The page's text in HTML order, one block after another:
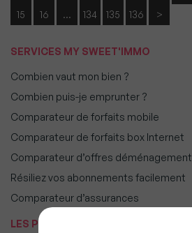
15
16 … 134 135 136 >
SERVICES MY SWEET'IMMO
Combien vaut mon bien ?
Combien puis-je emprunter ?
Comparateur de forfaits mobile
Comparateur de forfaits box Internet
Comparateur d’offres déménagement
Résiliez vos abonnements facilement
Comparateur d’assurances
LES PLUS POPULAIRES